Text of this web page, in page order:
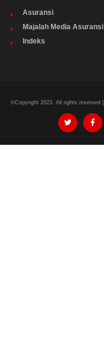
Asuransi
Majalah Media Asuransi
Indeks
©Copyright 2023. All rights reserved |